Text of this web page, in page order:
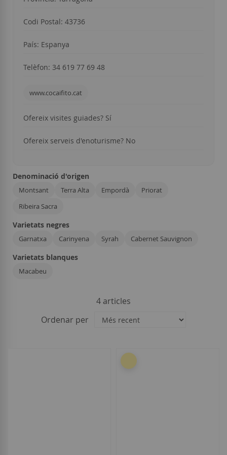
Codi Postal: 43736
País: Espanya
Telèfon: 34 619 77 69 48
www.cocaifito.cat
Ofereix visites guiades? Sí
Ofereix serveis d'enoturisme? No
Denominació d'origen
Montsant Terra Alta Empordà
Priorat
Ribeira Sacra
Varietats negres
Garnatxa Carinyena Syrah Cabernet Sauvignon
Varietats blanques
Macabeu
4 articles
Ordenar per